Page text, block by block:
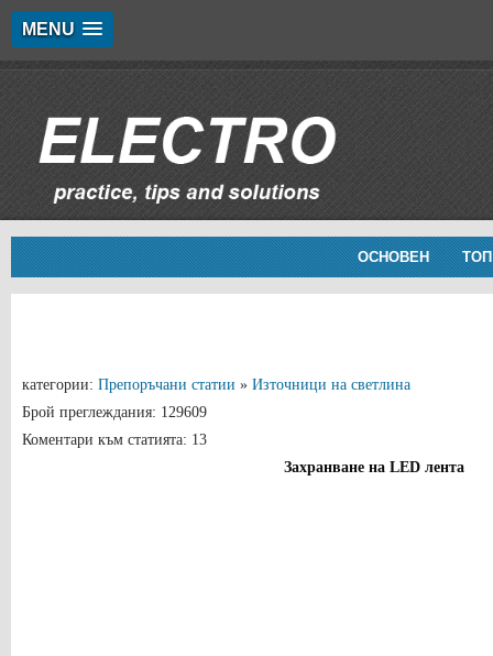
MENU
ОСНОВЕН
категории: Препоръчани статии » Източници на светлина
Брой преглеждания: 129609
Коментари към статията: 13
Захранване на LED лента